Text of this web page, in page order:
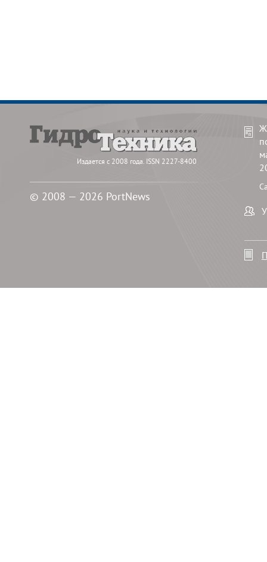
Издается с 2008 года. ISSN 2227-8400
© 2008 — 2026 PortNews